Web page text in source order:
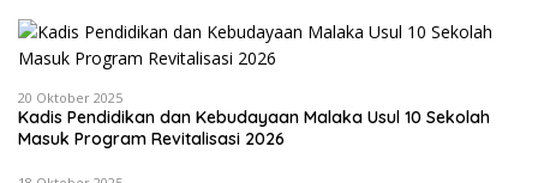
20 Oktober 2025
Kadis Pendidikan dan Kebudayaan Malaka Usul 10 Sekolah
Masuk Program Revitalisasi 2026